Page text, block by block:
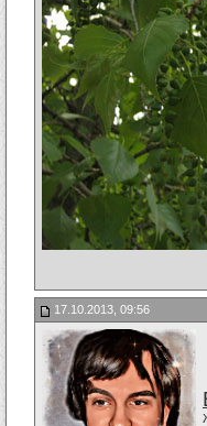
17.10.2013, 09:56